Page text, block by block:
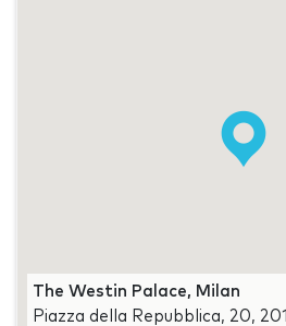
The Westin Palace, Milan
Piazza della Repubblica, 20,